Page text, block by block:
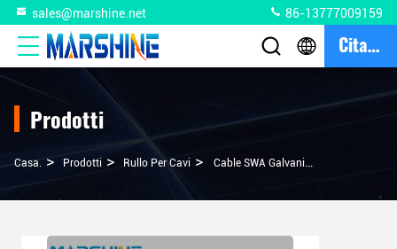
sales@marshine.net 86-13777009159
Citazione
Prodotti
Casa. > Prodotti > Rullo Per Cavi > Cable SWA Galvanizzato Di Posa Di Rulli Di Corda A Tre Ruote